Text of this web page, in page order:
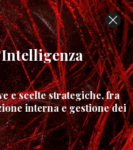
e scelte strategiche, fra
interna e gestione dei